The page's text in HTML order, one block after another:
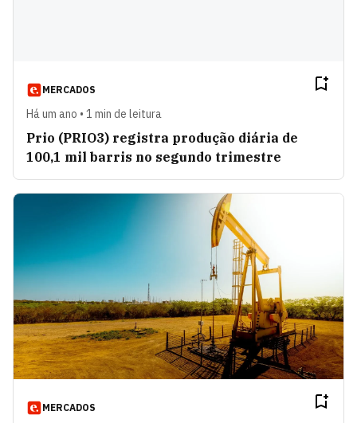
MERCADOS
Há um ano • 1 min de leitura
Prio (PRIO3) registra produção diária de
100,1 mil barris no segundo trimestre
MERCADOS